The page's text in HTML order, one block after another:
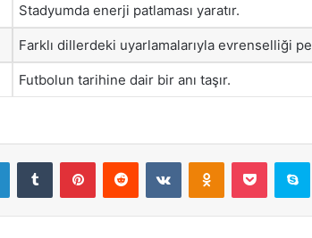
Stadyumda enerji patlaması yaratır.
Farklı dillerdeki uyarlamalarıyla evrenselliği
Futbolun tarihine dair bir anı taşır.
LinkedInTumblr PinterestReddit VKontakteOdnoklassniki
Pocket